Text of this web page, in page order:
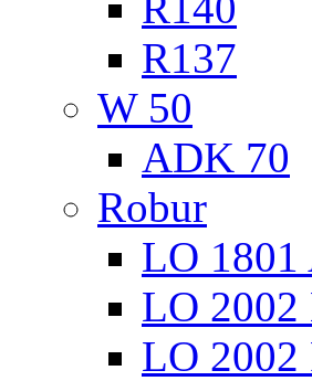
R137
W 50
ADK 70
Robur
LO 1801
LO
LO 2002